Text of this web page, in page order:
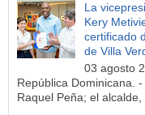
La
Kery
certificado
de Villa
03 agosto
República Dominicana.
Raquel Peña; el alcalde,